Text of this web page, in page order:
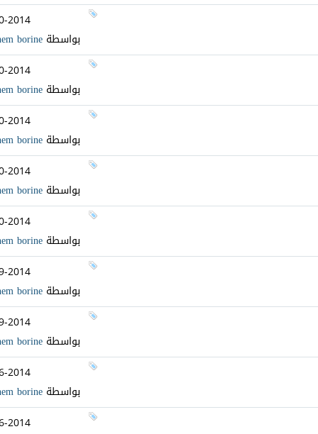
2014
بواسطة borine
2014
بواسطة borine
2014
بواسطة borine
2014
بواسطة borine
2014
بواسطة borine
2014
بواسطة borine
2014
بواسطة borine
2014
بواسطة borine
2014